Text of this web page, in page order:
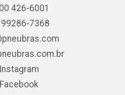
426-6001
7368
Instagram
Facebook